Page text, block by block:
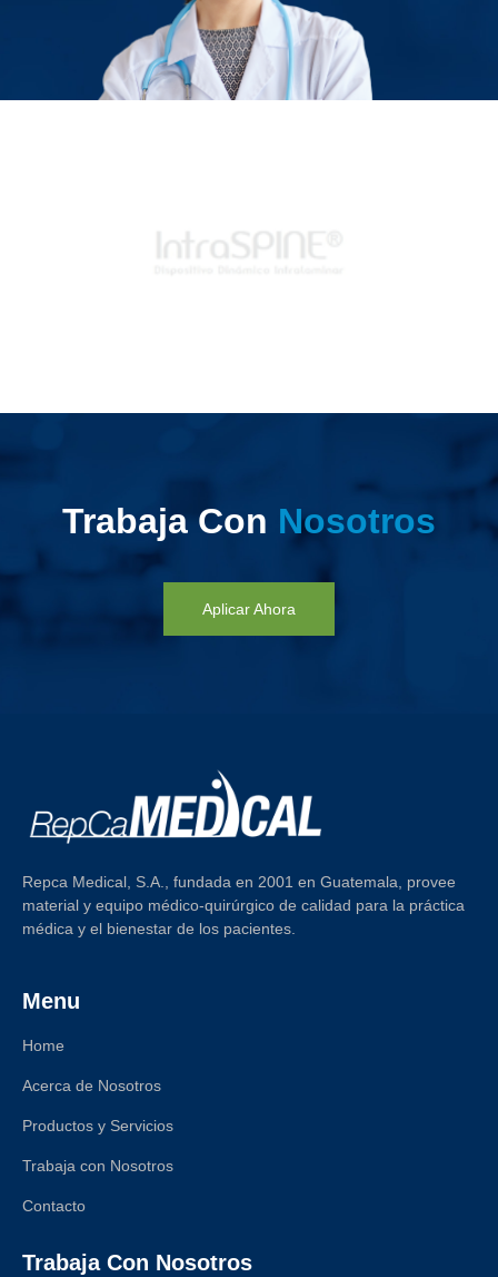
Trabaja Con Nosotros
Aplicar Ahora
Repca Medical, S.A., fundada en 2001 en Guatemala, provee
material y equipo médico-quirúrgico de calidad para la práctica
médica y el bienestar de los pacientes.
Menu
Home
Acerca de Nosotros
Productos y Servicios
Trabaja con Nosotros
Contacto
Trabaja Con Nosotros